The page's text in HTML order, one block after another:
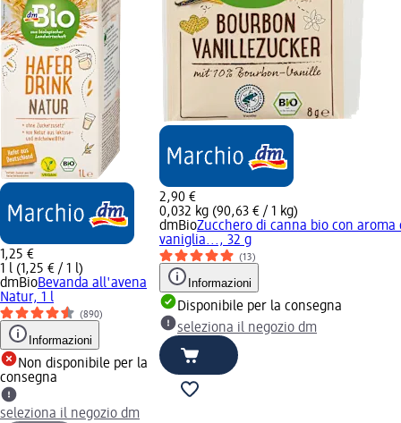
1,25 €
1 l (1,25 € / 1 l)
dmBioBevanda all'avena
Natur, 1 l
(890)
Informazioni
Non disponibile per la
consegna
seleziona il negozio dm
2,90 €
0,032 kg (90,63 € / 1 kg)
dmBioZucchero di canna bio con aroma
vaniglia..., 32 g
(13)
Informazioni
Disponibile per la consegna
seleziona il negozio dm